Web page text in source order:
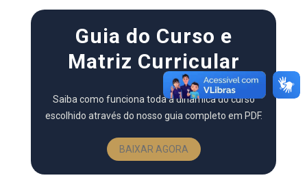
Guia do Curso e
Matriz Curricular
Saiba como funciona toda a dinâmica do curso
escolhido através do nosso guia completo em PDF.
BAIXAR AGORA